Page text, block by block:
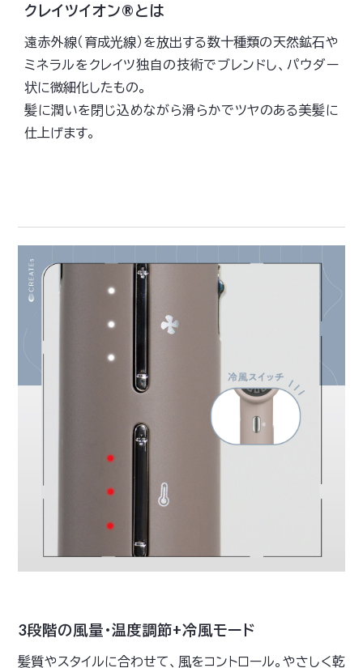
クレイツイオン®とは
遠赤外線（育成光線）を放出する数十種類の天然鉱石や
ミネラルをクレイツ独自の技術でブレンドし、パウダー
状に微細化したもの。
髪に潤いを閉じ込めながら滑らかでツヤのある美髪に
仕上げます。
3段階の風量・温度調節+冷風モード
髪質やスタイルに合わせて、風をコントロール。やさしく乾